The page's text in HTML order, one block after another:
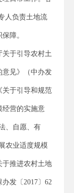
人负责土地流
障。
于引导农村土
意见》（中办发
关于引导和规范
经营的实施意
、自愿、有
农业适度规模
于推进农村土地
发〔2017〕62